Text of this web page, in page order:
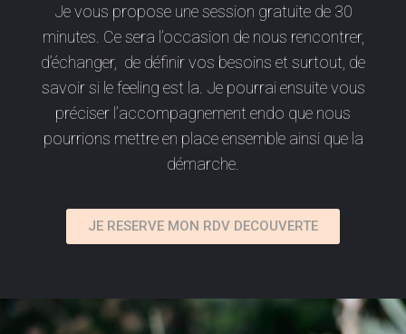
Je vous propose une session gratuite de 30
minutes. Ce sera l’occasion de nous rencontrer,
d’échanger, de définir vos besoins et surtout, de
savoir si le feeling est la. Je pourrai ensuite vous
préciser l’accompagnement endo que nous
pourrions mettre en place ensemble ainsi que la
démarche.
JE RESERVE MON RDV DECOUVERTE